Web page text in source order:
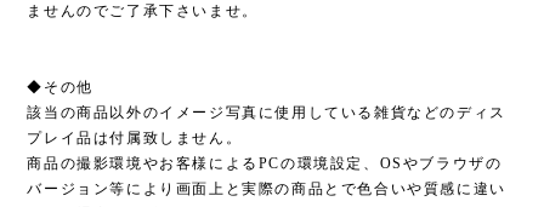
ませんのでご了承下さいませ。
◆その他
該当の商品以外のイメージ写真に使用している雑貨などのディス
プレイ品は付属致しません。
商品の撮影環境やお客様によるPCの環境設定、OSやブラウザの
バージョン等により画面上と実際の商品とで色合いや質感に違い